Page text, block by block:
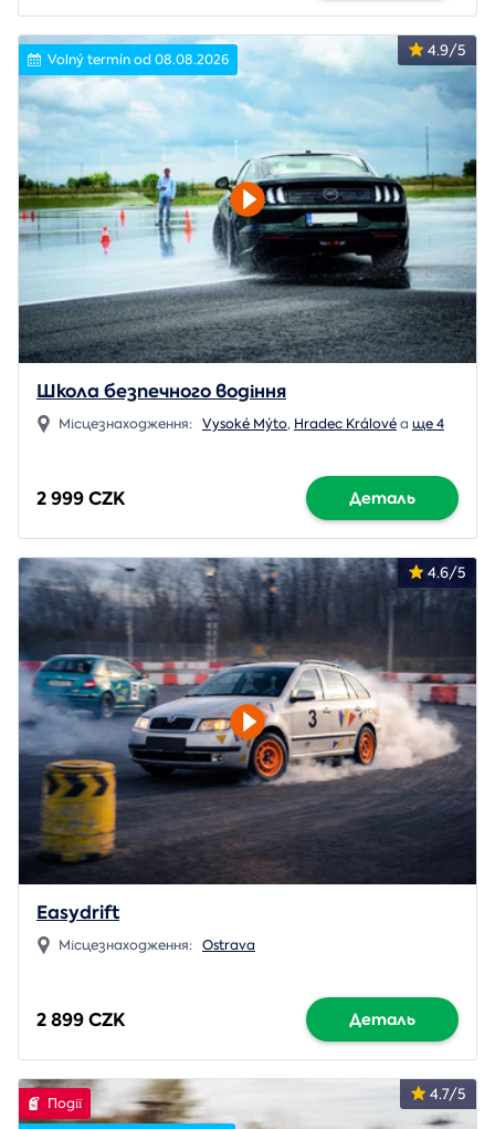
4.9/5
Volný termín od 08.08.2026
Школа безпечного водіння
Місцезнаходження: Vysoké Mýto, Hradec Královéa ще 4
2 999 CZK Деталь
4.6/5
Easydrift
Місцезнаходження: Ostrava
2 899 CZK Деталь
4.7/5
Події